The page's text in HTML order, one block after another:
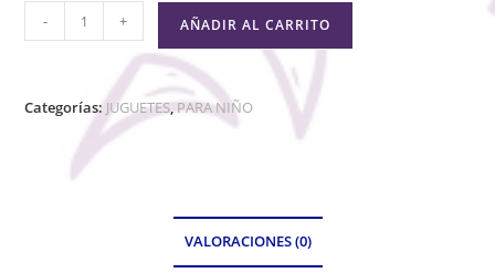
- + AÑADIR AL CARRITO
Categorías: JUGUETES,PARA NIÑO
VALORACIONES (0)